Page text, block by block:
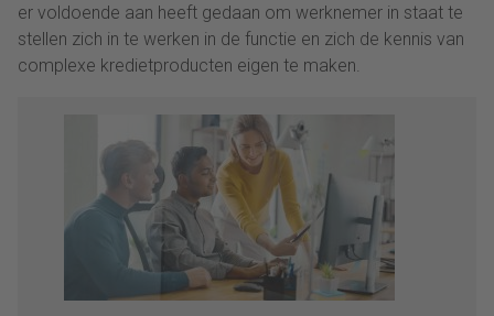
er voldoende aan heeft gedaan om werknemer in staat te
stellen zich in te werken in de functie en zich de kennis van
complexe kredietproducten eigen te maken.